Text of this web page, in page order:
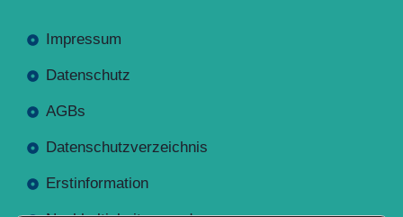
Impressum
Datenschutz
AGBs
Datenschutzverzeichnis
Erstinformation